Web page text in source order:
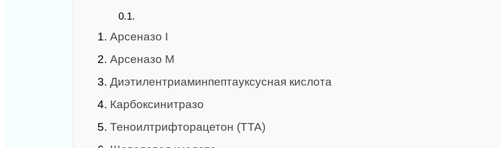
0.1.
1. Арсеназо I
2. Арсеназо М
3. Диэтилентриаминпептауксусная кислота
4. Карбоксинитразо
5. Теноилтрифторацетон (ТТА)